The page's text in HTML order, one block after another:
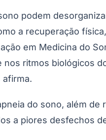
podem
a recuperação
em Medicina do
ritmos biológicos
afirma.
do sono, além
a piores desfechos